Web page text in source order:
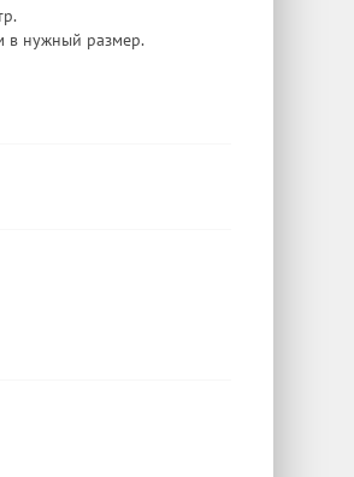
в нужный размер.